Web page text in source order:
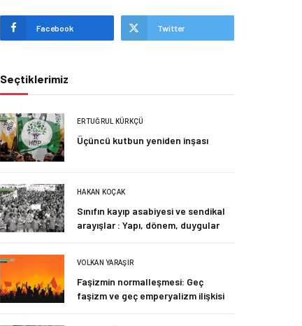
Facebook Twitter
Seçtiklerimiz
ERTUĞRUL KÜRKÇÜ
Üçüncü kutbun yeniden inşası
HAKAN KOÇAK
Sınıfın kayıp asabiyesi ve sendikal
arayışlar : Yapı, dönem, duygular
VOLKAN YARAŞIR
Faşizmin normalleşmesi: Geç
faşizm ve geç emperyalizm ilişkisi